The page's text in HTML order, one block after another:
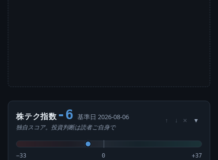
株テク指数 -6 基準日 2026-08-06
独自スコア。投資判断は読者ご自身で
↑ ↓ ×
−33 0 +37